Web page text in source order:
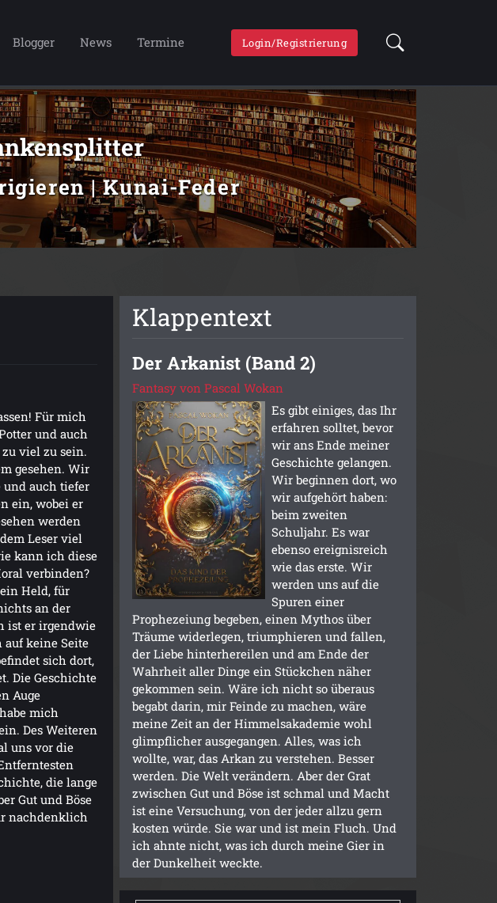
Blogger News Termine Login/Registrierung
| Kunai-Feder
Für mich
und auch
viel zu sein.
gesehen. Wir
auch tiefer
ein, wobei er
werden
Leser viel
kann ich diese
verbinden?
Held, für
an der
ist er irgendwie
keine Seite
sich dort,
Die Geschichte
Auge
mich
Des Weiteren
uns vor die
die lange
Gut und Böse
nachdenklich
Klappentext
Der Arkanist (Band 2)
Fantasy von Pascal Wokan
Es gibt einiges, das Ihr
erfahren solltet, bevor
wir ans Ende meiner
Geschichte gelangen.
Wir beginnen dort, wo
wir aufgehört haben:
beim zweiten
Schuljahr. Es war
ebenso ereignisreich
wie das erste. Wir
werden uns auf die
Spuren einer
Prophezeiung begeben, einen Mythos über
Träume widerlegen, triumphieren und fallen,
der Liebe hinterhereilen und am Ende der
Wahrheit aller Dinge ein Stückchen näher
gekommen sein. Wäre ich nicht so überaus
begabt darin, mir Feinde zu machen, wäre
meine Zeit an der Himmelsakademie wohl
glimpflicher ausgegangen. Alles, was ich
wollte, war, das Arkan zu verstehen. Besser
werden. Die Welt verändern. Aber der Grat
zwischen Gut und Böse ist schmal und Macht
ist eine Versuchung, von der jeder allzu gern
kosten würde. Sie war und ist mein Fluch. Und
ich ahnte nicht, was ich durch meine Gier in
der Dunkelheit weckte.